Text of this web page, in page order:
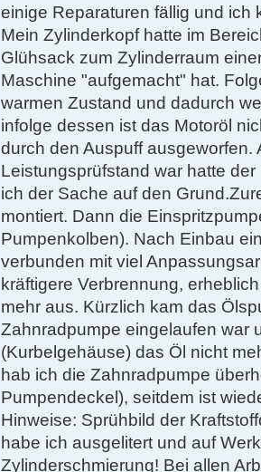
einige Reparaturen fällig und ich
Mein Zylinderkopf hatte im
Glühsack zum Zylinderraum
Maschine "aufgemacht" hat.
warmen Zustand und dadurch
infolge dessen ist das Motoröl
durch den Auspuff ausgeworfen.
Leistungsprüfstand war hatte
ich der Sache auf den
montiert. Dann die
Pumpenkolben). Nach Einbau
verbunden mit viel
kräftigere Verbrennung,
mehr aus. Kürzlich kam das
Zahnradpumpe eingelaufen war
(Kurbelgehäuse) das Öl nicht
hab ich die Zahnradpumpe
Pumpendeckel), seitdem ist
Hinweise: Sprühbild der
habe ich ausgelitert und auf
Zylinderschmierung! Bei allen